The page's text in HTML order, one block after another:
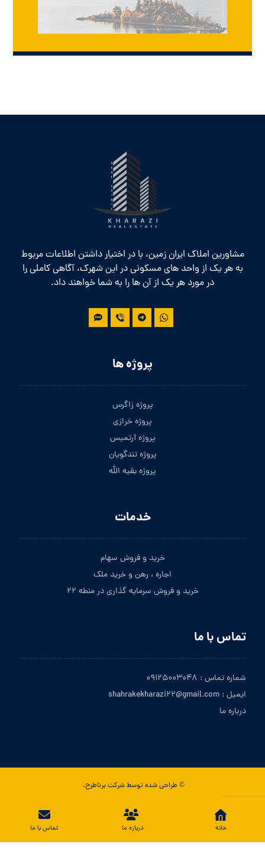
مشاورین املاک ایران زمین، با در اختیار داشتن اطلاعات مربوط
به هر یک از واحد های مسکونی در این شهرک، آگاهی کاملی را
در مورد هر یک از آن ها را به شما خواهند داد.
پروژه ها
پروژه زاگرس
پروژه خرازی
پروژه آرتمیس
پروژه تندگویان
پروژه بقیه الله
خدمات
خرید و فروش سهام
اجاره ، رهن و خرید ملک
خرید و فروش سرمایه گذاری در منطه ۲۲
تماس با ما
شماره تماس : ۰۹۱۲۵۰۰۳۰۴۸
ایمیل : shahrakekharazi۲۲@gmail.com
درباره ما
© طراحی شده توسط شرکت برناطرح.
تماس با ما خانه درباره ما تماس با ما